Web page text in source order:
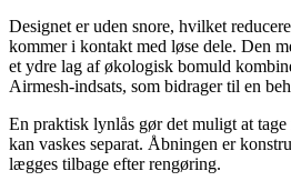
Designet er uden snore, hvilket
kommer i kontakt med løse dele. Den
et ydre lag af økologisk bomuld
Airmesh-indsats, som bidrager til en
En praktisk lynlås gør det muligt at
kan vaskes separat. Åbningen er
lægges tilbage efter rengøring.